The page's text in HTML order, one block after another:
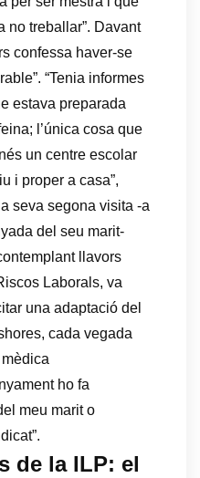
no treballar”. Davant
confessa haver-se
“Tenia informes
estava preparada
l’única cosa que
un centre escolar
i proper a casa”,
seva segona visita -a
del seu marit-
llavors
Laborals, va
una adaptació del
cada vegada
ho fa
meu marit o
de la ILP: el